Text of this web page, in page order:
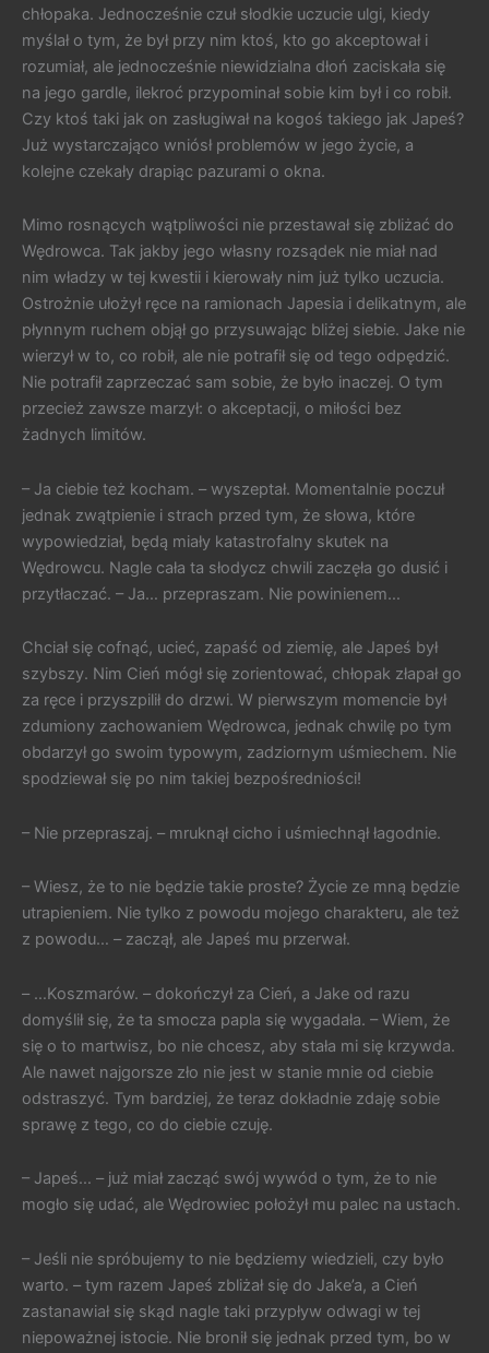
chłopaka. Jednocześnie czuł słodkie uczucie ulgi, kiedy
myślał o tym, że był przy nim ktoś, kto go akceptował i
rozumiał, ale jednocześnie niewidzialna dłoń zaciskała się
na jego gardle, ilekroć przypominał sobie kim był i co robił.
Czy ktoś taki jak on zasługiwał na kogoś takiego jak Japeś?
Już wystarczająco wniósł problemów w jego życie, a
kolejne czekały drapiąc pazurami o okna.
Mimo rosnących wątpliwości nie przestawał się zbliżać do
Wędrowca. Tak jakby jego własny rozsądek nie miał nad
nim władzy w tej kwestii i kierowały nim już tylko uczucia.
Ostrożnie ułożył ręce na ramionach Japesia i delikatnym, ale
płynnym ruchem objął go przysuwając bliżej siebie. Jake nie
wierzył w to, co robił, ale nie potrafił się od tego odpędzić.
Nie potrafił zaprzeczać sam sobie, że było inaczej. O tym
przecież zawsze marzył: o akceptacji, o miłości bez
żadnych limitów.
– Ja ciebie też kocham. – wyszeptał. Momentalnie poczuł
jednak zwątpienie i strach przed tym, że słowa, które
wypowiedział, będą miały katastrofalny skutek na
Wędrowcu. Nagle cała ta słodycz chwili zaczęła go dusić i
przytłaczać. – Ja… przepraszam. Nie powinienem…
Chciał się cofnąć, ucieć, zapaść od ziemię, ale Japeś był
szybszy. Nim Cień mógł się zorientować, chłopak złapał go
za ręce i przyszpilił do drzwi. W pierwszym momencie był
zdumiony zachowaniem Wędrowca, jednak chwilę po tym
obdarzył go swoim typowym, zadziornym uśmiechem. Nie
spodziewał się po nim takiej bezpośredniości!
– Nie przepraszaj. – mruknął cicho i uśmiechnął łagodnie.
– Wiesz, że to nie będzie takie proste? Życie ze mną będzie
utrapieniem. Nie tylko z powodu mojego charakteru, ale też
z powodu… – zaczął, ale Japeś mu przerwał.
– …Koszmarów. – dokończył za Cień, a Jake od razu
domyślił się, że ta smocza papla się wygadała. – Wiem, że
się o to martwisz, bo nie chcesz, aby stała mi się krzywda.
Ale nawet najgorsze zło nie jest w stanie mnie od ciebie
odstraszyć. Tym bardziej, że teraz dokładnie zdaję sobie
sprawę z tego, co do ciebie czuję.
– Japeś… – już miał zacząć swój wywód o tym, że to nie
mogło się udać, ale Wędrowiec położył mu palec na ustach.
– Jeśli nie spróbujemy to nie będziemy wiedzieli, czy było
warto. – tym razem Japeś zbliżał się do Jake’a, a Cień
zastanawiał się skąd nagle taki przypływ odwagi w tej
niepoważnej istocie. Nie bronił się jednak przed tym, bo w